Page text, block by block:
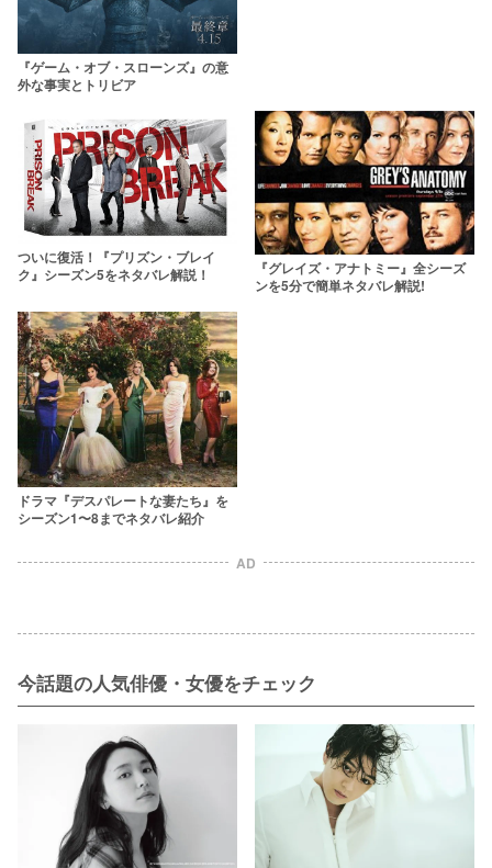
『ゲーム・オブ・スローンズ』の意
外な事実とトリビア
ついに復活！『プリズン・ブレイ
ク』シーズン5をネタバレ解説！
『グレイズ・アナトミー』全シーズ
ンを5分で簡単ネタバレ解説!
ドラマ『デスパレートな妻たち』を
シーズン1〜8までネタバレ紹介
AD
今話題の人気俳優・女優をチェック